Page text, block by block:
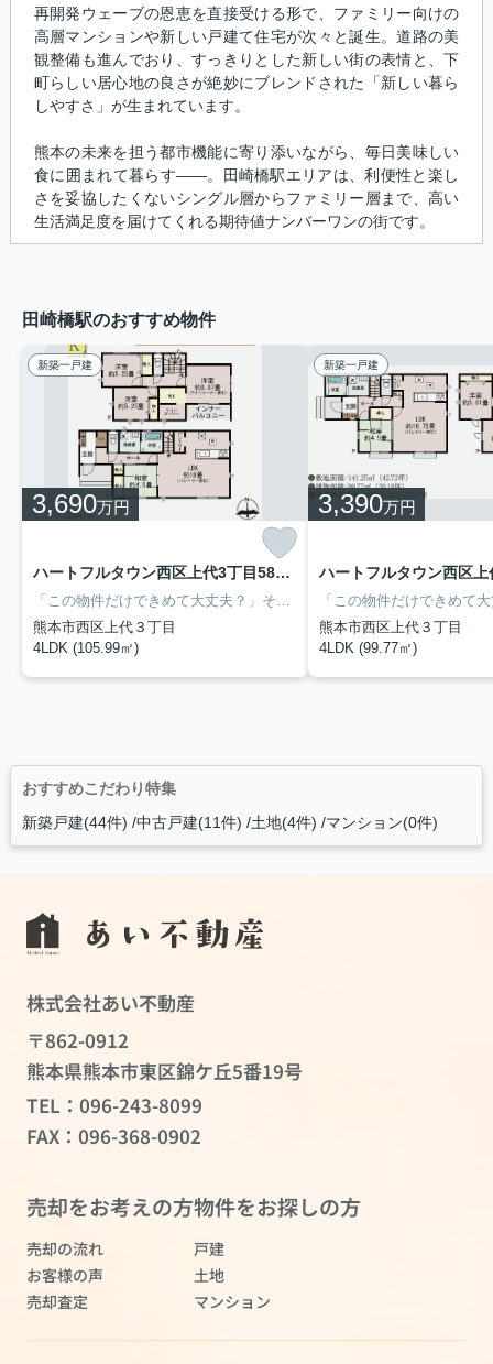
再開発ウェーブの恩恵を直接受ける形で、ファミリー向けの
高層マンションや新しい戸建て住宅が次々と誕生。道路の美
観整備も進んでおり、すっきりとした新しい街の表情と、下
町らしい居心地の良さが絶妙にブレンドされた「新しい暮ら
しやすさ」が生まれています。
熊本の未来を担う都市機能に寄り添いながら、毎日美味しい
食に囲まれて暮らす――。田崎橋駅エリアは、利便性と楽し
さを妥協したくないシングル層からファミリー層まで、高い
生活満足度を届けてくれる期待値ナンバーワンの街です。
田崎橋駅のおすすめ物件
新築一戸建
3,690万円
ハートフルタウン西区上代3丁目588番 D号棟
熊本市西区上代３丁目
4LDK (105.99㎡)
新築一戸建
3,390万円
熊本市西区上代３丁目
4LDK (99.77㎡)
おすすめこだわり特集
新築戸建(44件) 中古戸建(11件) 土地(4件) マンション(0件)
株式会社あい不動産
〒862-0912
熊本県熊本市東区錦ケ丘5番19号
TEL： 096-243-8099
FAX：096-368-0902
売却をお考えの方
売却の流れ
お客様の声
売却査定
物件をお探しの方
戸建
土地
マンション